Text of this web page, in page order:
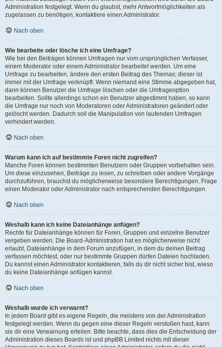
Administration festgelegt. Wenn du glaubst, mehr Antwortmöglichkeiten als
zugelassen zu benötigen, kontaktiere einen Administrator.
Nach oben
Wie bearbeite oder lösche ich eine Umfrage?
Wie bei den Beiträgen können Umfragen nur vom ursprünglichen Verfasser,
einem Moderator oder einem Administrator bearbeitet werden. Um eine
Umfrage zu bearbeiten, ändere den ersten Beitrag des Themas; dieser ist
immer mit der Umfrage verknüpft. Wenn niemand eine Stimme abgegeben hat,
dann können Benutzer die Umfrage löschen oder die Umfrageoption
bearbeiten. Sollte allerdings schon ein Benutzer abgestimmt haben, so kann
die Umfrage nur noch von Moderatoren oder Administratoren geändert oder
gelöscht werden. Dadurch soll die Manipulation von laufenden Umfragen
verhindert werden.
Nach oben
Warum kann ich auf bestimmte Foren nicht zugreifen?
Manche Foren können bestimmten Benutzern oder Gruppen vorbehalten sein.
Um diese einzusehen, Beiträge zu lesen, zu schreiben oder andere Vorgänge
durchzuführen, brauchst du möglicherweise besondere Berechtigungen. Frage
einen Moderator oder Administrator nach entsprechenden Berechtigungen.
Nach oben
Weshalb kann ich keine Dateianhänge anfügen?
Rechte für Dateianhänge können für Foren, Gruppen und einzelne Benutzer
vergeben werden. Die Board-Administration hat es möglicherweise nicht
erlaubt, Dateianhänge in dem Forum anzufügen, in dem du deinen Beitrag
verfassen möchtest, oder nur bestimmte Gruppen dürfen Dateien hochladen.
Du kannst einen Administrator kontaktieren, falls du dir nicht sicher bist, wieso
du keine Dateianhänge anfügen kannst.
Nach oben
Weshalb wurde ich verwarnt?
In jedem Board gibt es eigene Regeln, die meistens von der Administration
festgelegt werden. Wenn du gegen eine dieser Regeln verstoßen hast, kann
sie dir eine Verwarnung erteilen. Bitte beachte, dass dies die Entscheidung der
Administration dieses Boards ist und phpBB Limited nichts mit dieser